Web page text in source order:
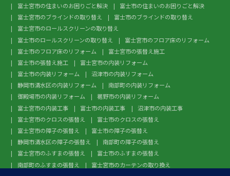
富士宮市の住まいのお困りごと解決
富士市の住まいのお困りごと解決
富士宮市のブラインドの取り替え
富士市のブラインドの取り替え
富士宮市のロールスクリーンの取り替え
富士市のロールスクリーンの取り替え
富士宮市のフロア床のリフォーム
富士市のフロア床のリフォーム
富士宮市の張替え施工
富士市の張替え施工
富士宮市の内装リフォーム
富士市の内装リフォーム
沼津市の内装リフォーム
静岡市清水区の内装リフォーム
南部町の内装リフォーム
御殿場市の内装リフォーム
裾野市の内装リフォーム
富士宮市の内装工事
富士市の内装工事
沼津市の内装工事
富士宮市のクロスの張替え
富士市のクロスの張替え
富士宮市の障子の張替え
富士市の障子の張替え
静岡市清水区の障子の張替え
南部町の障子の張替え
富士宮市のふすまの張替え
富士市のふすまの張替え
南部町のふすまの張替え
富士宮市のカーテンの取り換え